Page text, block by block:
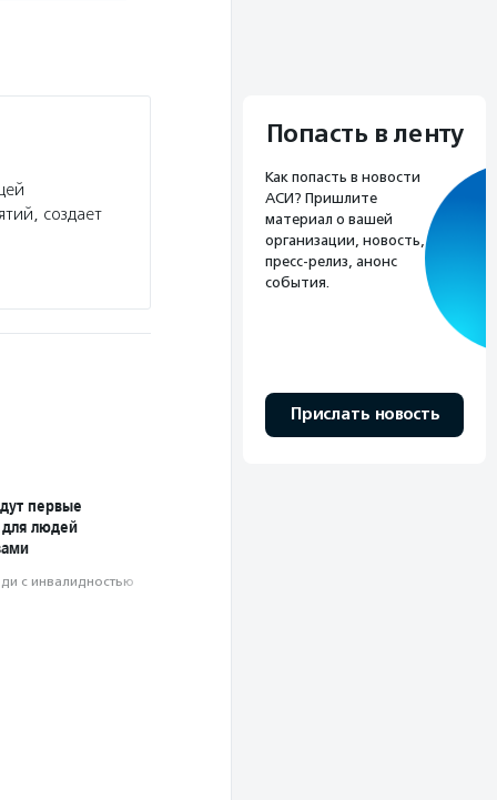
создает
первые
людей
с инвалидностью
Попасть в ленту
Как попасть в новости
АСИ? Пришлите
материал о вашей
организации, новость,
пресс-релиз, анонс
события.
Прислать новость